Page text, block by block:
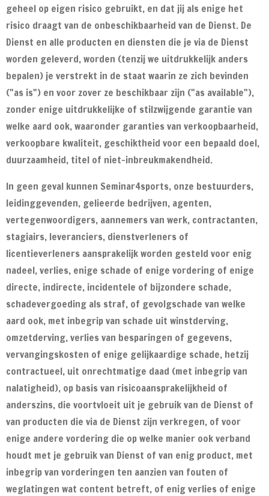
geheel op eigen risico gebruikt, en dat jij als enige het
risico draagt van de onbeschikbaarheid van de Dienst. De
Dienst en alle producten en diensten die je via de Dienst
worden geleverd, worden (tenzij we uitdrukkelijk anders
bepalen) je verstrekt in de staat waarin ze zich bevinden
("as is") en voor zover ze beschikbaar zijn ("as available"),
zonder enige uitdrukkelijke of stilzwijgende garantie van
welke aard ook, waaronder garanties van verkoopbaarheid,
verkoopbare kwaliteit, geschiktheid voor een bepaald doel,
duurzaamheid, titel of niet-inbreukmakendheid.
In geen geval kunnen Seminar4sports, onze bestuurders,
leidinggevenden, gelieerde bedrijven, agenten,
vertegenwoordigers, aannemers van werk, contractanten,
stagiairs, leveranciers, dienstverleners of
licentieverleners aansprakelijk worden gesteld voor enig
nadeel, verlies, enige schade of enige vordering of enige
directe, indirecte, incidentele of bijzondere schade,
schadevergoeding als straf, of gevolgschade van welke
aard ook, met inbegrip van schade uit winstderving,
omzetderving, verlies van besparingen of gegevens,
vervangingskosten of enige gelijkaardige schade, hetzij
contractueel, uit onrechtmatige daad (met inbegrip van
nalatigheid), op basis van risicoaansprakelijkheid of
anderszins, die voortvloeit uit je gebruik van de Dienst of
van producten die via de Dienst zijn verkregen, of voor
enige andere vordering die op welke manier ook verband
houdt met je gebruik van Dienst of van enig product, met
inbegrip van vorderingen ten aanzien van fouten of
weglatingen wat content betreft, of enig verlies of enige